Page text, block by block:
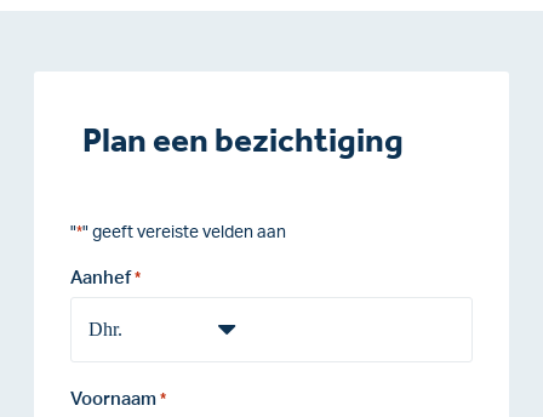
Plan een bezichtiging
"*" geeft vereiste velden aan
Aanhef *
Voornaam *